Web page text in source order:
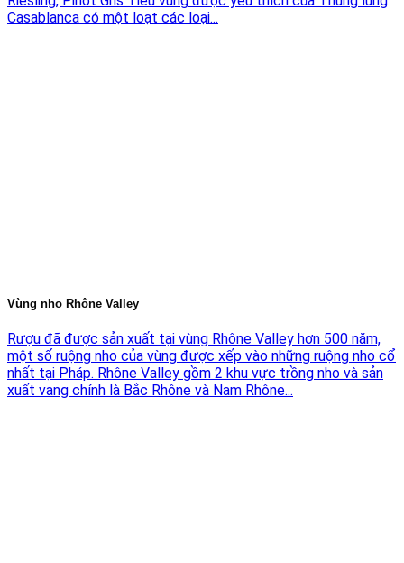
Casablanca có một loạt các loại...
Vùng nho Rhône Valley
Rượu đã được sản xuất tại vùng Rhône Valley hơn 500 năm,
một số ruộng nho của vùng được xếp vào những ruộng nho cổ
nhất tại Pháp. Rhône Valley gồm 2 khu vực trồng nho và sản
xuất vang chính là Bắc Rhône và Nam Rhône...